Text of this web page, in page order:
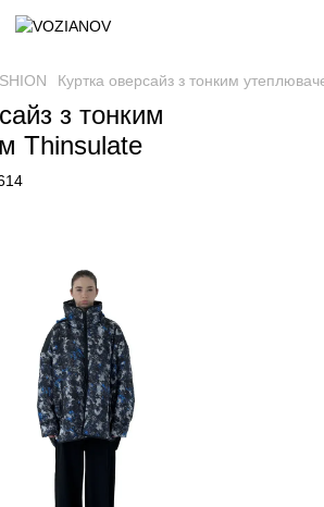
Куртка оверсайз з тонким
з тонким
Thinsulate